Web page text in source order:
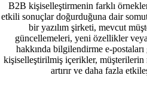
B2B kişiselleştirmenin farklı
etkili sonuçlar doğurduğuna dair
bir yazılım şirketi, mevcut
güncellemeleri, yeni özellikler
hakkında bilgilendirme e-
kişiselleştirilmiş içerikler,
artırır ve daha fazla